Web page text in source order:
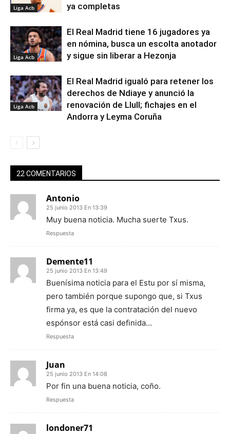
Liga Acb
ya completas
Liga Acb
El Real Madrid tiene 16 jugadores ya
en nómina, busca un escolta anotador
y sigue sin liberar a Hezonja
Liga Acb
El Real Madrid igualó para retener los
derechos de Ndiaye y anunció la
renovación de Llull; fichajes en el
Andorra y Leyma Coruña
22 COMENTARIOS
Antonio
25 junio 2013 En 13:39
Muy buena noticia. Mucha suerte Txus.
Respuesta
Demente11
25 junio 2013 En 13:49
Buenísima noticia para el Estu por sí misma,
pero también porque supongo que, si Txus
firma ya, es que la contratación del nuevo
espónsor está casi definida…
Respuesta
Juan
25 junio 2013 En 14:08
Por fin una buena noticia, coño.
Respuesta
londoner71